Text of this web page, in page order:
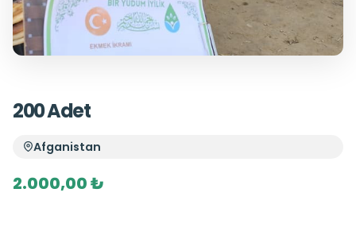
200 Adet
Afganistan
2.000,00 ₺